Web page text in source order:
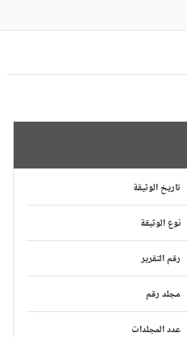
تاريخ الوثيقة
نوع الوثيقة
رقم التقرير
مجلد رقم
عدد المجلدات